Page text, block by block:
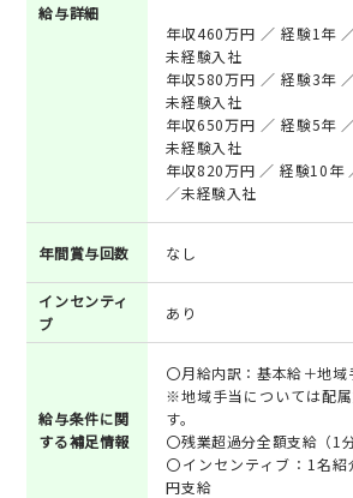
給与詳細
年収460万円 ／ 経験1年
未経験入社
年収580万円 ／ 経験3年
未経験入社
年収650万円 ／ 経験5年
未経験入社
年収820万円 ／ 経験10年
／未経験入社
年間賞与回数 なし
インセンティ
ブ
あり
給与条件に関
する補足情報
〇月給内訳：基本給＋地域
※地域手当については配
す。
〇残業超過分全額支給（1分
〇インセンティブ：1名
円支給